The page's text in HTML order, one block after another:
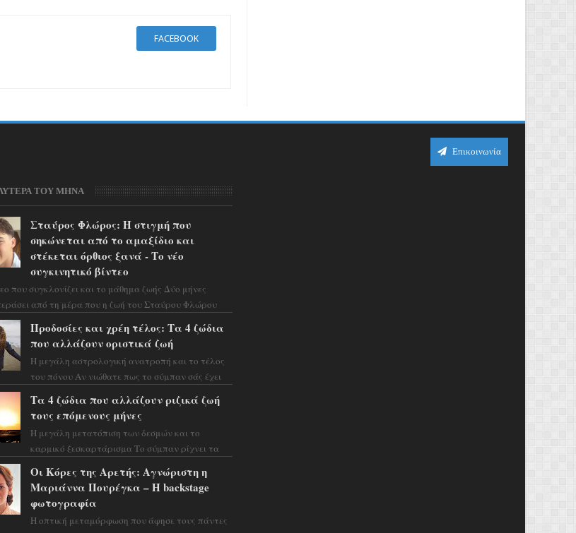
FACEBOOK
Επικοινωνία
ΤΟΥ ΜΗΝΑ
Σταύρος Φλώρος: Η στιγμή που
σηκώνεται από το αμαξίδιο και
στέκεται όρθιος ξανά - Το νέο
συγκινητικό βίντεο
που συγκλονίζει και το μάθημα ζωής Δύο μήνες
από τη μέρα που η ζωή του Σταύρου Φλώρου
πάντα. Ο πρώην...
Προδοσίες και χρέη τέλος: Τα 4 ζώδια
που αλλάζουν οριστικά ζωή
Η μεγάλη αστρολογική ανατροπή και το τέλος
του πόνου Αν νιώθατε πως το σύμπαν σάς έχει
βαθιά α...
Τα 4 ζώδια που αλλάζουν ριζικά ζωή
τους επόμενους μήνες
Η μεγάλη μετατόπιση των δεσμών και το
καρμικό ξεσκαρτάρισμα Το σύμπαν ρίχνει τα
προειδοποιεί: οι σελην...
Οι Κόρες της Αρετής: Αγνώριστη η
Μαριάννα Πουρέγκα – H backstage
φωτογραφία
Η οπτική μεταμόρφωση που άφησε τους πάντες